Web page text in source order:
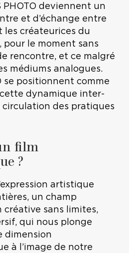
PHOTO deviennent un
et d’échange entre
les créateurices du
pour le moment sans
rencontre, et ce malgré
médiums analogues.
se positionnent comme
dynamique inter-
des pratiques
film
?
artistique
un champ
créative sans limites,
qui nous plonge
dimension
à l’image de notre